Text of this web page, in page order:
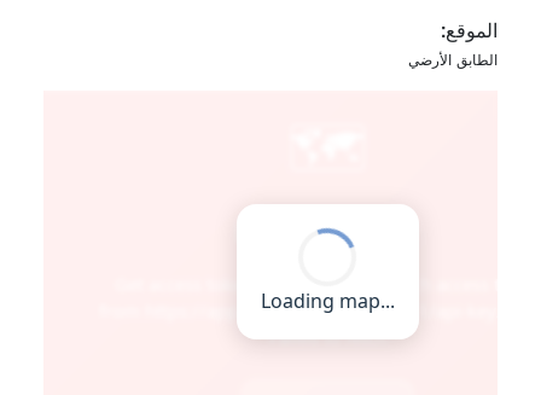
الموقع:
الطابق الأرضي